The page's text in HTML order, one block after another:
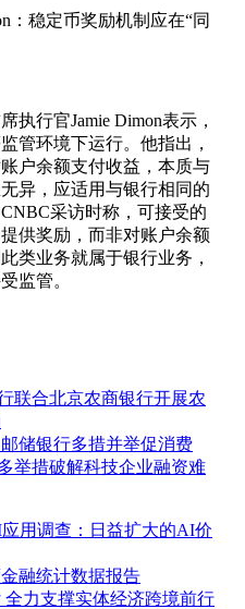
：稳定币奖励机制应在“同
执行官Jamie Dimon表示，
管环境下运行。他指出，
户余额支付收益，本质与
异，应适用与银行相同的
采访时称，可接受的
供奖励，而非对账户余额
类业务就属于银行业务，
监管。
联合北京农商银行开展农
储银行多措并举促消费
举措破解科技企业融资难
用调查：日益扩大的AI价
融统计数据报告
力支撑实体经济跨境前行